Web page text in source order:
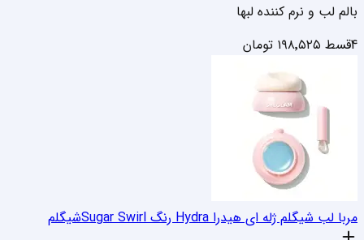
بالم لب و نرم کننده لبها
4قسط
۱۹۸٬۵۲۵ تومان
مربا لب شیگلم ژله ای هیدرا Hydra رنگ Sugar Swirl شیگلم